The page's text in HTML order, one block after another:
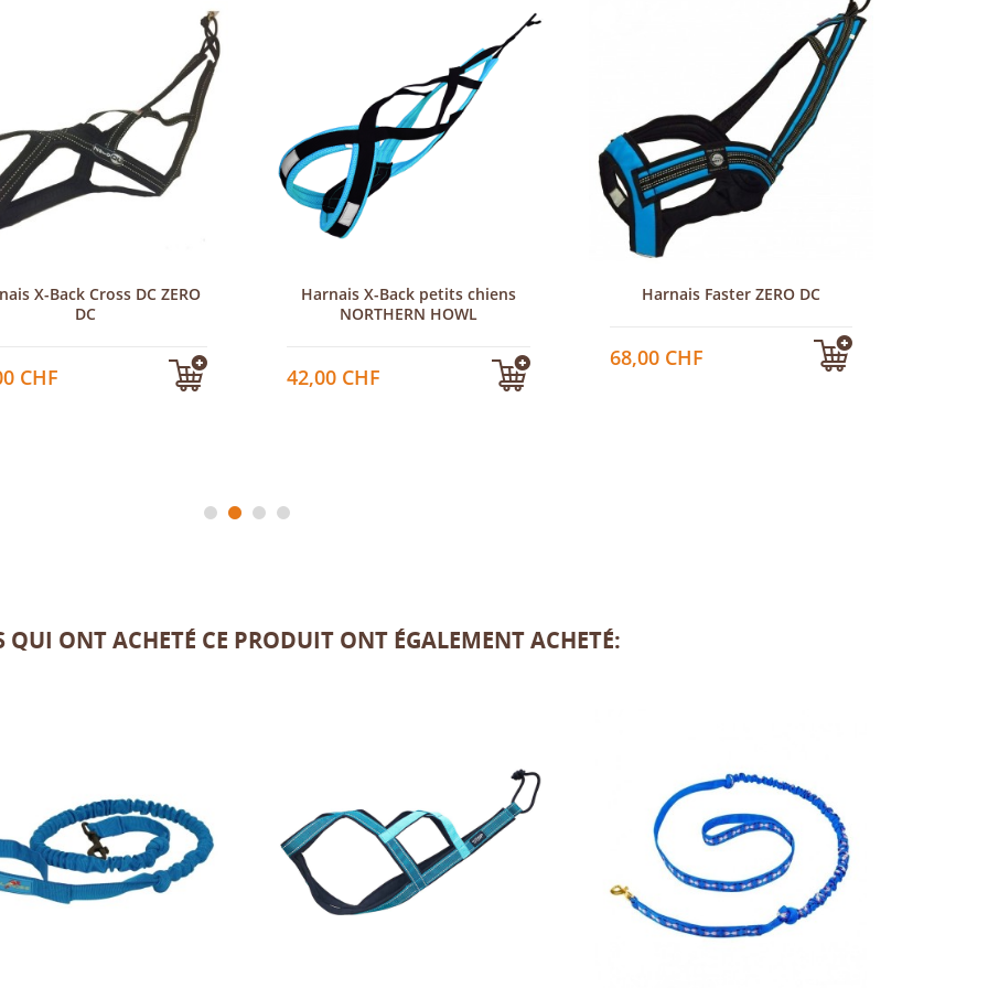
X-Back Cross DC ZERO
DC
CHF
Harnais X-Back petits chiens
NORTHERN HOWL
42,00 CHF
Harnais Faster ZERO DC
68,00 CHF
QUI ONT ACHETÉ CE PRODUIT ONT ÉGALEMENT ACHETÉ: